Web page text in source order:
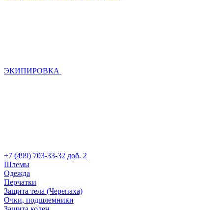
ЭКИПИРОВКА
+7 (499) 703-33-32 доб. 2
Шлемы
Одежда
Перчатки
Защита тела (Черепаха)
Очки, подшлемники